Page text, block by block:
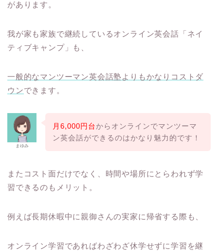
があります。
我が家も家族で継続しているオンライン英会話「ネイ
ティブキャンプ」も、
一般的なマンツーマン英会話塾よりもかなりコストダ
ウンできます。
まゆみ
月6,000円台からオンラインでマンツーマ
ン英会話ができるのはかなり魅力的です！
またコスト面だけでなく、時間や場所にとらわれず学
習できるのもメリット。
例えば長期休暇中に親御さんの実家に帰省する際も、
オンライン学習であればわざわざ休学せずに学習を継